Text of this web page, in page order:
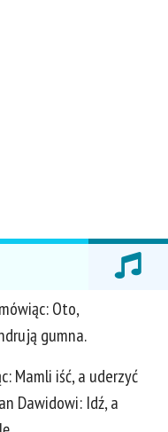
Oto,
gumna.
Mamli iść, a uderzyć
Dawidowi: Idź, a